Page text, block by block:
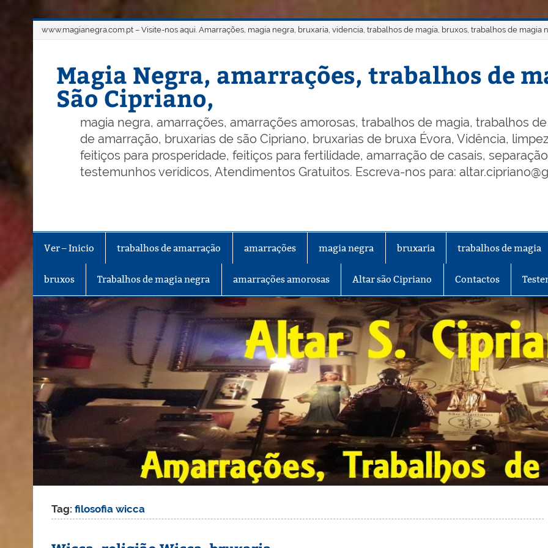
www.magianegra.com.pt – Visite-nos aqui. Amarrações, magia negra, bruxaria, videncia, trabalhos de magia, bruxos, trabalhos de magia
Magia Negra, amarrações, trabalhos de
São Cipriano,
magia negra, amarrações, amarrações amorosas, trabalhos de magia, trabalhos
de amarração, bruxarias de são Cipriano, bruxarias de bruxa Évora, Vidência,
feitiços para prosperidade, feitiços para fertilidade, amarração de casais,
testemunhos verídicos, Atendimentos Gratuitos. Escreva-nos para:
Ver – Inicio trabalhos de amarração amarrações magia negra bruxaria trabalhos de magia
bruxos Trabalhos de magia negra amarrações amorosas Altar são Cipriano Contactos
Tag:filosofia wicca